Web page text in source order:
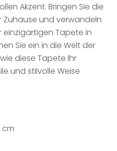
Akzent. Bringen Sie die
Zuhause und verwandeln
einzigartigen Tapete in
Sie ein in die Welt der
diese Tapete Ihr
und stilvolle Weise
cm